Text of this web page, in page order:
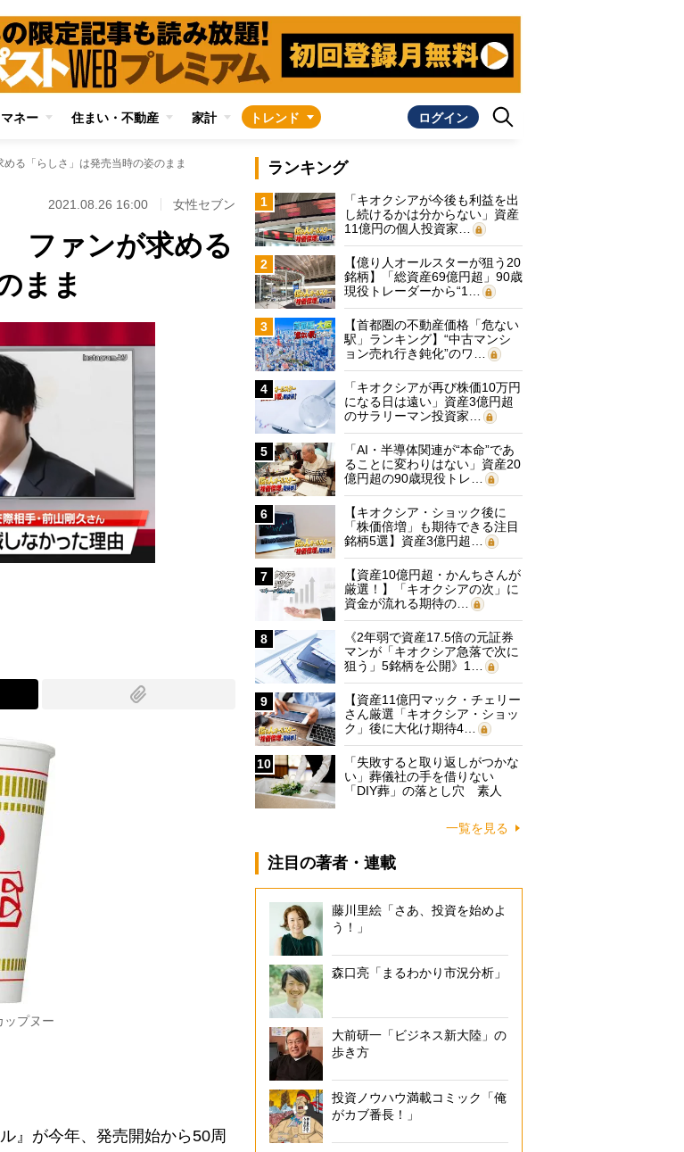
マネー 住まい・不動産 家計 トレンド ログイン
る「らしさ」は発売当時の姿のまま
2021.08.26 16:00 女性セブン
ファンが求める
まま
ップヌー
』が今年、発売開始から50周
ランキング
1
「キオクシアが今後も利益を出
し続けるかは分からない」資産
11億円の個人投資家…
2
【億り人オールスターが狙う20
銘柄】「総資産69億円超」90歳
現役トレーダーから“1…
3
【首都圏の不動産価格「危ない
駅」ランキング】“中古マンシ
ョン売れ行き鈍化”のワ…
4
「キオクシアが再び株価10万円
になる日は遠い」資産3億円超
のサラリーマン投資家…
5
「AI・半導体関連が“本命”であ
ることに変わりはない」資産20
億円超の90歳現役トレ…
6
【キオクシア・ショック後に
「株価倍増」も期待できる注目
銘柄5選】資産3億円超…
7
【資産10億円超・かんちさんが
厳選！】「キオクシアの次」に
資金が流れる期待の…
8
《2年弱で資産17.5倍の元証券
マンが「キオクシア急落で次に
狙う」5銘柄を公開》1…
9
【資産11億円マック・チェリー
さん厳選「キオクシア・ショッ
ク」後に大化け期待4…
10
「失敗すると取り返しがつかな
い」葬儀社の手を借りない
「DIY葬」の落とし穴 素人
一覧を見る
注目の著者・連載
藤川里絵「さあ、投資を始めよ
う！」
森口亮「まるわかり市況分析」
大前研一「ビジネス新大陸」の
歩き方
投資ノウハウ満載コミック「俺
がカブ番長！」